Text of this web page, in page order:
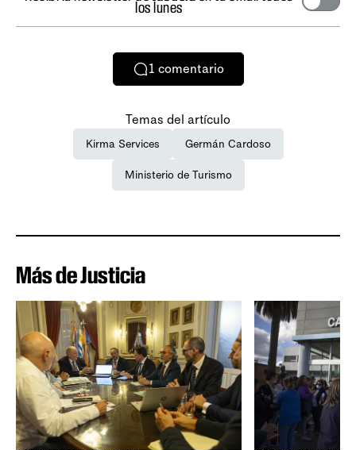
los lunes
1 comentario
Temas del artículo
Kirma Services Germán Cardoso
Ministerio de Turismo
Más de Justicia